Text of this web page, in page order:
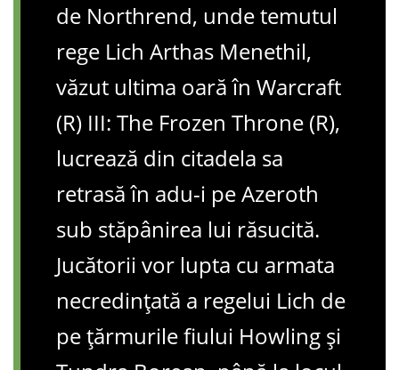
de Northrend, unde temutul
rege Lich Arthas Menethil,
văzut ultima oară în Warcraft
(R) III: The Frozen Throne (R),
lucrează din citadela sa
retrasă în adu-i pe Azeroth
sub stăpânirea lui răsucită.
Jucătorii vor lupta cu armata
necredințată a regelui Lich de
pe țărmurile fiului Howling și